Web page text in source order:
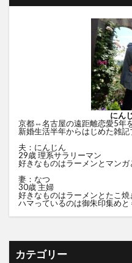
にん
京都⇔名古屋の遠距離恋愛5年
新婚生活半年からはじめた雑
夫：にんじん
29歳 理系サラリーマン
好きなものはラーメンとマンガ
妻：なつ
30歳 主婦
好きなものはラーメンとたこ焼
ハマっているのは御朱印集めと
カテゴリー